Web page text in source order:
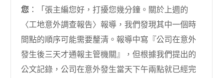
您 ：「張主編您好，打擾您幾分鐘。關於上週的
〈工地意外調查報告〉報導，我們發現其中一個時
間點的順序可能需要釐清。報導中寫『公司在意外
發生後三天才通報主管機關』，但根據我們提出的
公文記錄，公司在意外發生當天下午兩點就已經完